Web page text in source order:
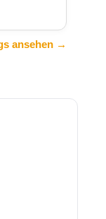
ansehen →